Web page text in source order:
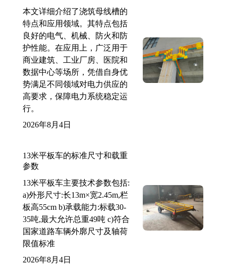
本文详细介绍了浇筑母线槽的
特点和应用领域。其特点包括
良好的电气、机械、防火和防
护性能。在应用上，广泛用于
商业建筑、工业厂房、医院和
数据中心等场所，凭借自身优
势满足不同领域对电力供应的
高要求，保障电力系统稳定运
行。
2026年8月4日
13米平板车的标准尺寸和载重
参数
13米平板车主要技术参数包括:
a)外形尺寸:长13m×宽2.45m,栏
板高55cm b)承载能力:标载30-
35吨,最大允许总重49吨 c)符合
国家道路车辆外廓尺寸及轴荷
限值标准
2026年8月4日